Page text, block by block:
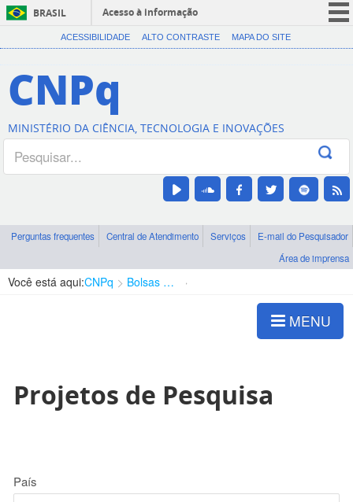
BRASIL
Acesso à informação
CORONAVÍRUS (COVID-19)
Canais
ACESSIBILIDADE ALTO CONTRASTE MAPA DO SITE
CNPq
MINISTÉRIO DA CIÊNCIA, TECNOLOGIA E INOVAÇÕES
Perguntas frequentes Central de Atendimento Serviços
E-mail do Pesquisador
Área de imprensa
Você está aqui:CNPq Bolsas e Auxílios Vigentes
MENU
Projetos de Pesquisa
País